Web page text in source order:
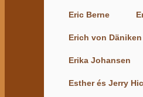
Eric Berne
Erich von Däniken
Erika Johansen
Esther és Jerry